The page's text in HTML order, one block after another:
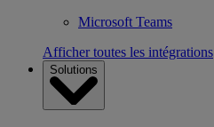
Microsoft Teams
Afficher toutes les intégrations
Solutions